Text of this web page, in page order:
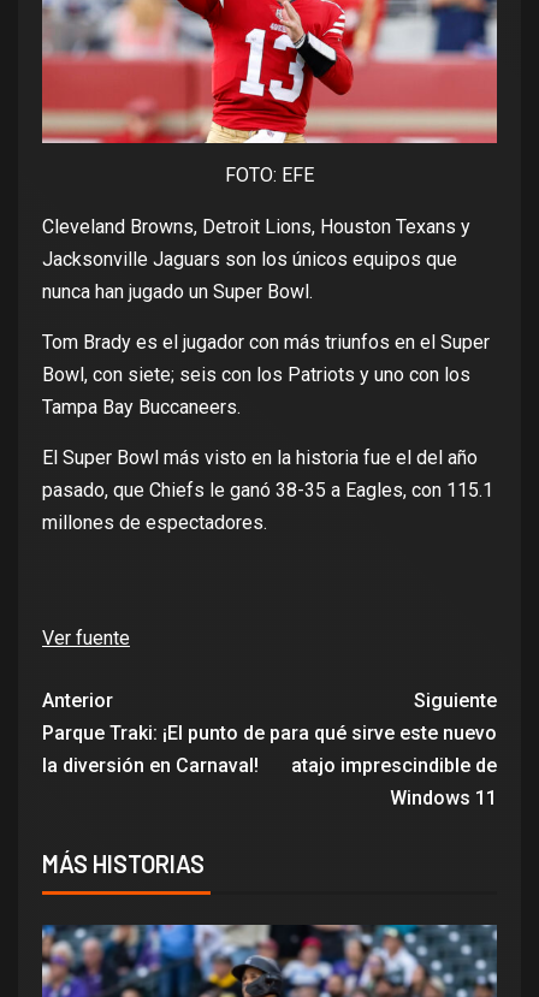
FOTO: EFE
Cleveland Browns, Detroit Lions, Houston Texans y
Jacksonville Jaguars son los únicos equipos que
nunca han jugado un Super Bowl.
Tom Brady es el jugador con más triunfos en el Super
Bowl, con siete; seis con los Patriots y uno con los
Tampa Bay Buccaneers.
El Super Bowl más visto en la historia fue el del año
pasado, que Chiefs le ganó 38-35 a Eagles, con 115.1
millones de espectadores.
Ver fuente
Anterior
Parque Traki: ¡El punto de
la diversión en Carnaval!
Siguiente
para qué sirve este nuevo
atajo imprescindible de
Windows 11
MÁS HISTORIAS